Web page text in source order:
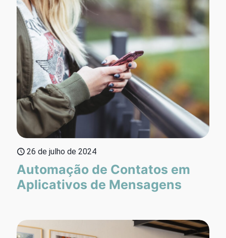
26 de julho de 2024
Automação de Contatos em
Aplicativos de Mensagens